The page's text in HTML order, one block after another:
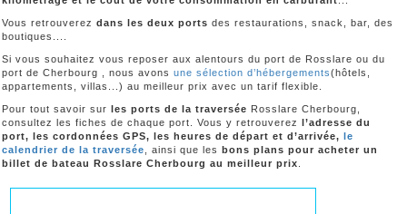
Vous retrouverez dans les deux ports des restaurations, snack, bar, des
boutiques....
Si vous souhaitez vous reposer aux alentours du port de Rosslare ou du
port de Cherbourg , nous avons une sélection d’hébergements(hôtels,
appartements, villas...) au meilleur prix avec un tarif flexible.
Pour tout savoir sur les ports de la traversée Rosslare Cherbourg,
consultez les fiches de chaque port. Vous y retrouverez l’adresse du
port, les cordonnées GPS, les heures de départ et d’arrivée, le
calendrier de la traversée , ainsi que les bons plans pour acheter un
billet de bateau Rosslare Cherbourg au meilleur prix